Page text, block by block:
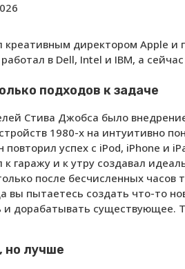
креативным директором Apple
в Dell, Intel и IBM, а
подходов к задаче
Стива Джобса было
1980-х на интуитивно
успех с iPod, iPhone и
гаражу и к утру создавал
после бесчисленных часов
вы пытаетесь создать что-то
и дорабатывать существующее.
но лучше